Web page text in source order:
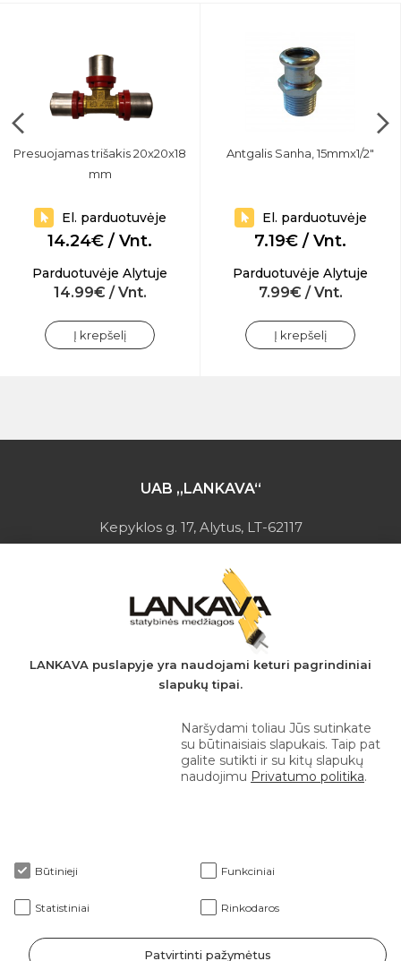
Presuojamas trišakis 20x20x18
mm
El. parduotuvėje
14.24€ / Vnt.
Parduotuvėje Alytuje
14.99€ / Vnt.
Į krepšelį
Antgalis Sanha, 15mmx1/2"
El. parduotuvėje
7.19€ / Vnt.
Parduotuvėje Alytuje
7.99€ / Vnt.
Į krepšelį
UAB „LANKAVA“
Kepyklos g. 17, Alytus, LT-62117
Įmonės kodas: 149728275
PVM mokėtojo kodas: LT497282716
A.s.: LT037044060001923651
AB SEB bankas
+370 610 42 222
Apie mus
Klientams
LANKAVA puslapyje yra naudojami keturi pagrindiniai
slapukų tipai.
Naršydami toliau Jūs sutinkate
su būtinaisiais slapukais. Taip pat
galite sutikti ir su kitų slapukų
naudojimu Privatumo politika.
Būtinieji Funkciniai
Statistiniai Rinkodaros
Patvirtinti pažymėtus